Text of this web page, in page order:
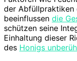
der Abfüllpraktiken
beeinflussen die
schützen seine
Einhaltung dieser
des Honigs